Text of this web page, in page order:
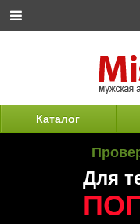
Каталог
Для